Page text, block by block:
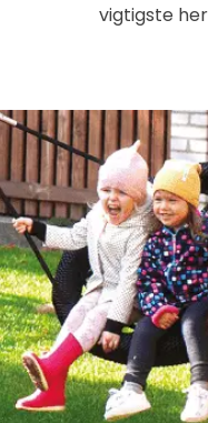
vigtigste